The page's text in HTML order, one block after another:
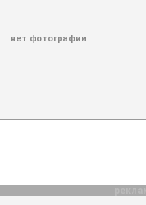
нет фотографии